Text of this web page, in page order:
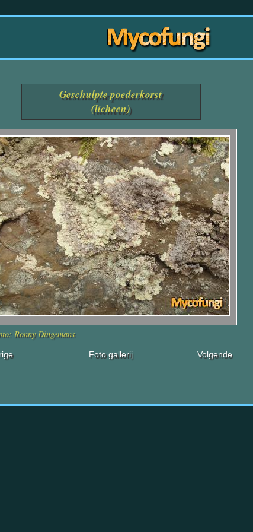
Geschulpte poederkorst
(licheen)
Ronny Dingemans
Volgende
Foto gallerij